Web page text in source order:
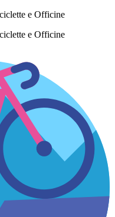
e Officine
e Officine